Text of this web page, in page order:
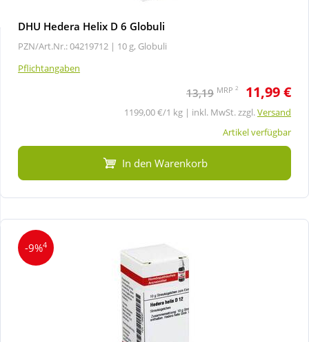
Natur & Homöopathie
Tierbedarf
Wellness
DHU Hedera Helix D 6 Globuli
PZN/Art.Nr.: 04219712 | 10 g, Globuli
Pflichtangaben
13,19 MRP 2 11,99 €
1199,00 €/1 kg | inkl. MwSt. zzgl.Versand
Artikel verfügbar
In den Warenkorb
-9%4